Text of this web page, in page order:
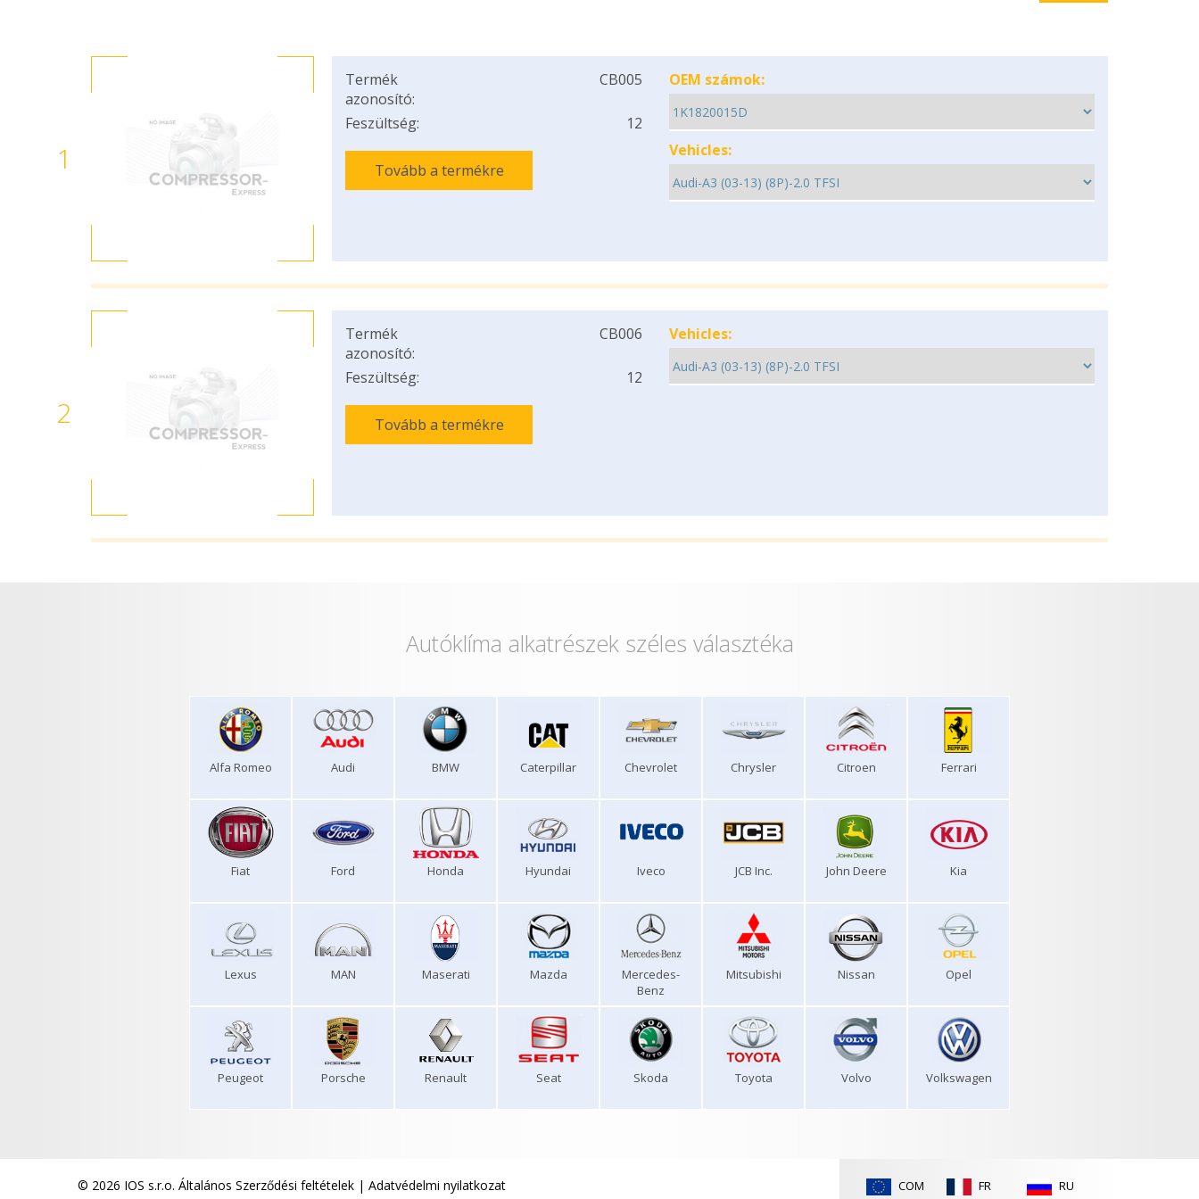
1
Termék
azonosító:
CB005
Feszültség: 12
Tovább a termékre
OEM számok:
Vehicles:
2
Termék
azonosító:
CB006
Feszültség: 12
Tovább a termékre
Vehicles:
Autóklíma alkatrészek széles választéka
Alfa Romeo Audi BMW Caterpillar Chevrolet Chrysler Citroen Ferrari
Fiat Ford Honda Hyundai Iveco JCB Inc. John Deere Kia
Lexus MAN Maserati Mazda
Mercedes-
Benz
Mitsubishi Nissan Opel
Peugeot Porsche Renault Seat Skoda Toyota Volvo Volkswagen
© 2026 IOS s.r.o. Általános Szerződési feltételek | Adatvédelmi nyilatkozat COM FR RU